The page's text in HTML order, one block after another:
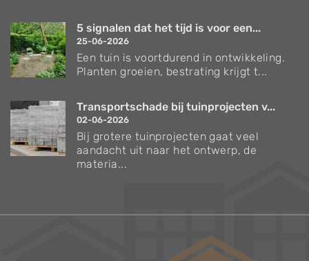
5 signalen dat het tijd is voor een...
25-06-2026
Een tuin is voortdurend in ontwikkeling.
Planten groeien, bestrating krijgt t...
Transportschade bij tuinprojecten v...
02-06-2026
Bij grotere tuinprojecten gaat veel
aandacht uit naar het ontwerp, de
materia...